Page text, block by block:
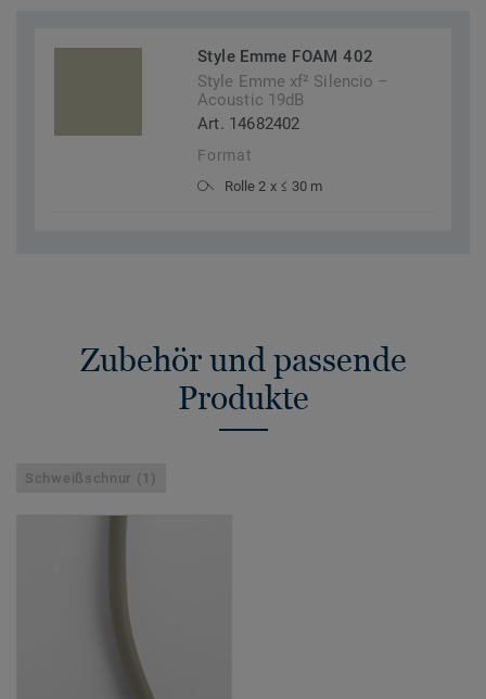
Style Emme FOAM 402
Style Emme xf² Silencio –
Acoustic 19dB
Art. 14682402
Format
Rolle 2 x ≤ 30 m
Zubehör und passende
Produkte
Schweißschnur (1)